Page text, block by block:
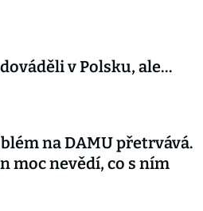
v Polsku, ale…
na DAMU přetrvává.
moc nevědí, co s ním